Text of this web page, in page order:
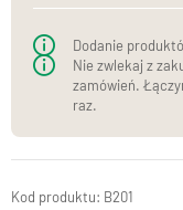
B201
Dodanie
Nie zwlekaj z
zamówień.
raz.